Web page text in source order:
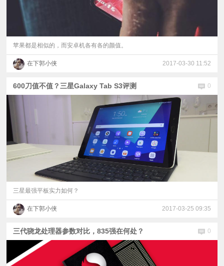
苹果都是相似的，而安卓机各有各的颜值。
在下郭小侠 2017-03-30 11:52
600刀值不值？三星Galaxy Tab S3评测 0
三星最强平板实力如何？
在下郭小侠 2017-03-25 09:35
三代骁龙处理器参数对比，835强在何处？ 0